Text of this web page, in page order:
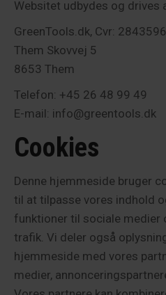
Websitet udbydes og drives
GreenTools.dk, Cvr:
Them Skovvej 5
8653 Them
Telefon: +45 26 48 99 49
E-mail: info@greentools.dk
Cookies
Denne hjemmeside bruger
til at tilpasse vores indhold
funktioner til sociale medier
trafik. Vi deler også
hjemmeside med vores
medier,